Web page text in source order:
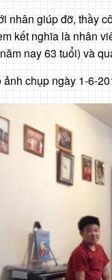
nhân giúp đỡ, thầy
kết nghĩa là nhân
nay 63 tuổi) và
chụp ngày 1-6-